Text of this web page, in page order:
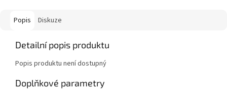
Popis Diskuze
Detailní popis produktu
Popis produktu není dostupný
Doplňkové parametry